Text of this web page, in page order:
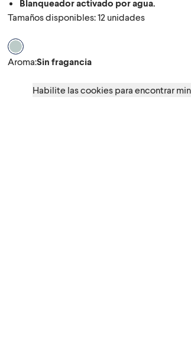
Blanqueador activado por agua.
Tamaños disponibles: 12 unidades
Aroma Sin fragancia
Aroma:Sin fragancia
Habilite las cookies para encontrar